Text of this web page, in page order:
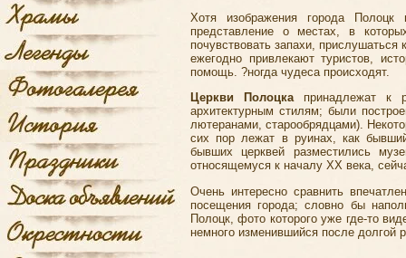
Хотя изображения города
представление о местах, в
почувствовать запахи,
ежегодно привлекают туристов,
помощь. ?ногда чудеса происходят.
Церкви Полоцкапринадлежат к
архитектурным стилям; были
лютеранами, старообрядцами).
сих пор лежат в руинах, как
бывших церквей разместились
относящемуся к началу ХХ века,
Очень интересно сравнить
посещения города; словно бы
Полоцк, фото которого уже где-то
немного изменившийся после долгой